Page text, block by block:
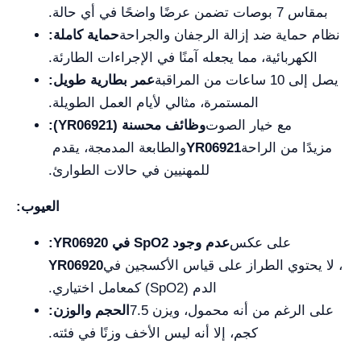
بمقاس 7 بوصات تضمن عرضًا واضحًا في أي حالة.
حماية كاملة:نظام حماية ضد إزالة الرجفان والجراحة
الكهربائية، مما يجعله آمنًا في الإجراءات الطارئة.
عمر بطارية طويل:يصل إلى 10 ساعات من المراقبة
المستمرة، مثالي لأيام العمل الطويلة.
وظائف محسنة (YR06921):مع خيار الصوت
والطابعة المدمجة، يقدمYR06921مزيدًا من الراحة
للمهنيين في حالات الطوارئ.
العيوب:
عدم وجود SpO2 في YR06920:على عكس
YR06920، لا يحتوي الطراز على قياس الأكسجين في
الدم (SpO2) كمعامل اختياري.
الحجم والوزن: على الرغم من أنه محمول، ويزن 7.5
كجم، إلا أنه ليس الأخف وزنًا في فئته.